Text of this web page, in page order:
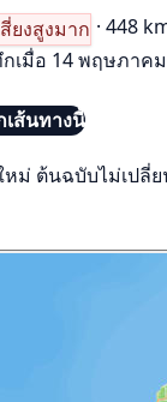
ยงสูงมาก · 448
เมื่อ 14 พฤษภาค
เส้นทางนี้
ม่ ต้นฉบับไม่เปลี่